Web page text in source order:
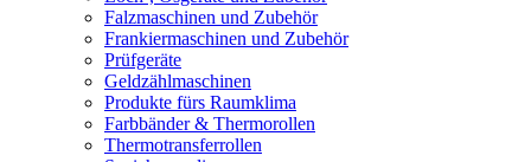
Falzmaschinen und Zubehör
Frankiermaschinen und Zubehör
Prüfgeräte
Geldzählmaschinen
Produkte fürs Raumklima
Farbbänder & Thermorollen
Thermotransferrollen